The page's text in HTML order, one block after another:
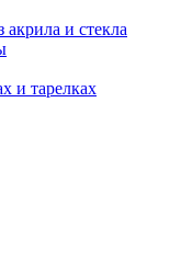
и стекла
и тарелках